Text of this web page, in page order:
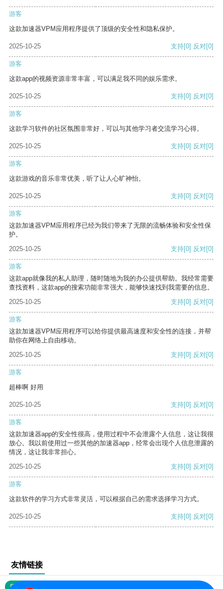
游客
这款加速器VPM应用程序提供了顶级的安全性和隐私保护。
2025-10-25 支持[0] 反对[0]
游客
这款app的视频资源非常丰富，可以满足我不同的娱乐需求。
2025-10-25 支持[0] 反对[0]
游客
这款学习软件的社区氛围非常好，可以与其他学习者交流学习心得。
2025-10-25 支持[0] 反对[0]
游客
这款游戏的音乐非常优美，听了让人心旷神怡。
2025-10-25 支持[0] 反对[0]
游客
这款加速器VPM应用程序已经为我们带来了无限的流畅体验和安全性保
护。
2025-10-25
支持[0] 反对[0]
游客
这款app就像我的私人助理，随时随地为我的办公提供帮助。我经常需要
查找资料，这款app的搜索功能非常强大，能够快速找到我需要的信息。
2025-10-25
支持[0] 反对[0]
游客
这款加速器VPM应用程序可以给你提供最高速度和安全性的连接，并帮
助你在网络上自由移动。
2025-10-25
支持[0] 反对[0]
游客
超棒啊 好用
2025-10-25 支持[0] 反对[0]
游客
这款加速器app的安全性很高，使用过程中不会泄露个人信息，这让我很
放心。我以前使用过一些其他的加速器app，经常会出现个人信息泄露的
情况，这让我非常担心。
2025-10-25
支持[0] 反对[0]
游客
这款软件的学习方式非常灵活，可以根据自己的需求选择学习方式。
2025-10-25 支持[0] 反对[0]
友情链接
网站地图